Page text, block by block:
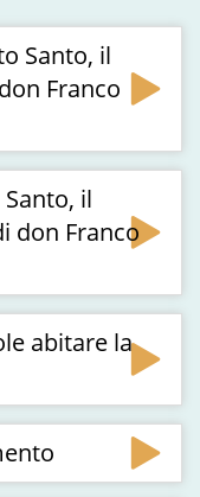
Santo, il
Franco
il
don Franco
abitare la